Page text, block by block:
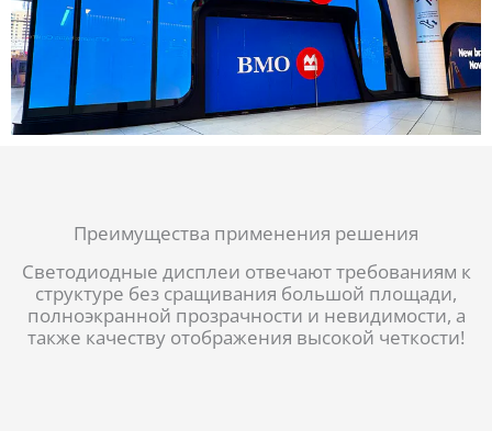
Преимущества применения решения
Светодиодные дисплеи отвечают требованиям к
структуре без сращивания большой площади,
полноэкранной прозрачности и невидимости, а
также качеству отображения высокой четкости!